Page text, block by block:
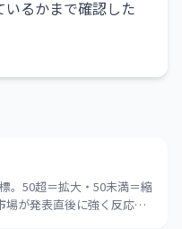
るかまで確認した
。50超＝拡大・50未満＝縮
場が発表直後に強く反応す